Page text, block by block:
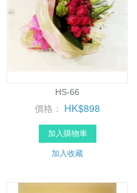
HS-66
價格： HK$898
加入購物車
加入收藏